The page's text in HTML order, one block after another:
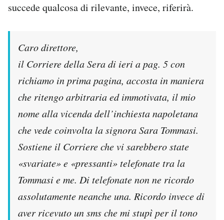
Esci
succede qualcosa di rilevante, invece, riferirà.
Caro direttore,
il Corriere della Sera di ieri a pag. 5 con
richiamo in prima pagina, accosta in maniera
che ritengo arbitraria ed immotivata, il mio
nome alla vicenda dell’inchiesta napoletana
che vede coinvolta la signora Sara Tommasi.
Sostiene il Corriere che vi sarebbero state
«svariate» e «pressanti» telefonate tra la
Tommasi e me. Di telefonate non ne ricordo
assolutamente neanche una. Ricordo invece di
aver ricevuto un sms che mi stupì per il tono